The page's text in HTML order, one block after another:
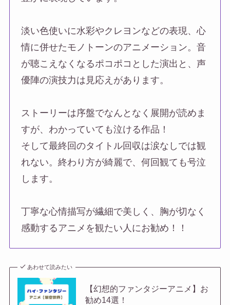
淡い色使いに水彩やクレヨンなどの表現、心
情に併せたモノトーンのアニメーション。音
が聴こえなくなるポコポコとした演出と、声
優陣の演技力は見応えがあります。
ストーリーは序盤でなんとなく展開が読めま
すが、わかっていても泣ける作品！
そして最終回のタイトル回収は涙なしでは観
れない。終わり方が綺麗で、何回観ても号泣
します。
丁寧な心情描写が繊細で美しく、胸が切なく
感動するアニメを観たい人にお勧め！！
あわせて読みたい
【幻想的ファンタジーアニメ】お
勧め14選！